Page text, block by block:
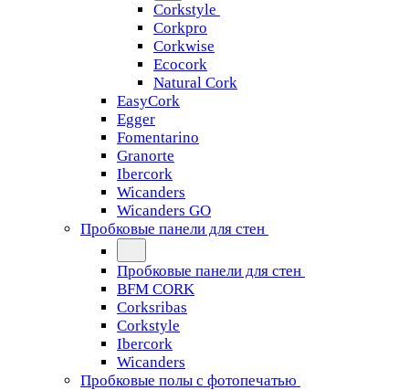
Corkstyle
Corkpro
Corkwise
Ecocork
Natural Cork
EasyCork
Egger
Fomentarino
Granorte
Ibercork
Wicanders
Wicanders GO
Пробковые панели для стен
Пробковые панели для стен
BFM CORK
Corksribas
Corkstyle
Ibercork
Wicanders
Пробковые полы с фотопечатью